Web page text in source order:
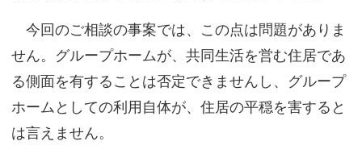
今回のご相談の事案では、この点は問題がありま
せん。グループホームが、共同生活を営む住居であ
る側面を有することは否定できませんし、グループ
ホームとしての利用自体が、住居の平穏を害すると
は言えません。